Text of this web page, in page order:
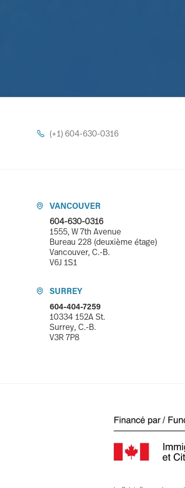
 (+1) 604-630-0316

VANCOUVER
604-630-0316
1555, W 7th Avenue
Bureau 228 (deuxième étage)
Vancouver, C.-B.
V6J 1S1

SURREY
604-404-7259
10334 152A St.
Surrey, C.-B.
V3R 7P8